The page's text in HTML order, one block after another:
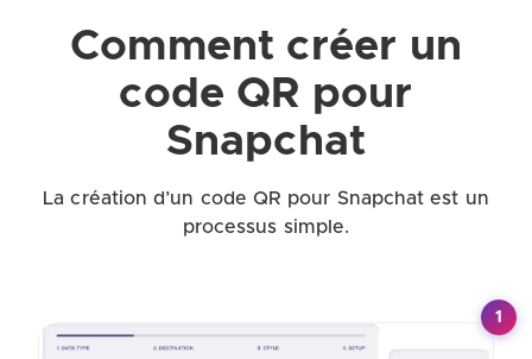
Comment créer un
code QR pour
Snapchat
La création d’un code QR pour Snapchat est un
processus simple.
1